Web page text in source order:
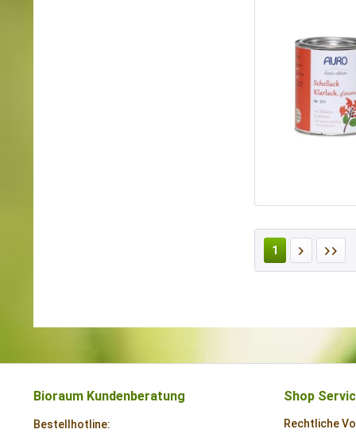
1
Bioraum Kundenberatung
Bestellhotline:
Shop
Rechtliche